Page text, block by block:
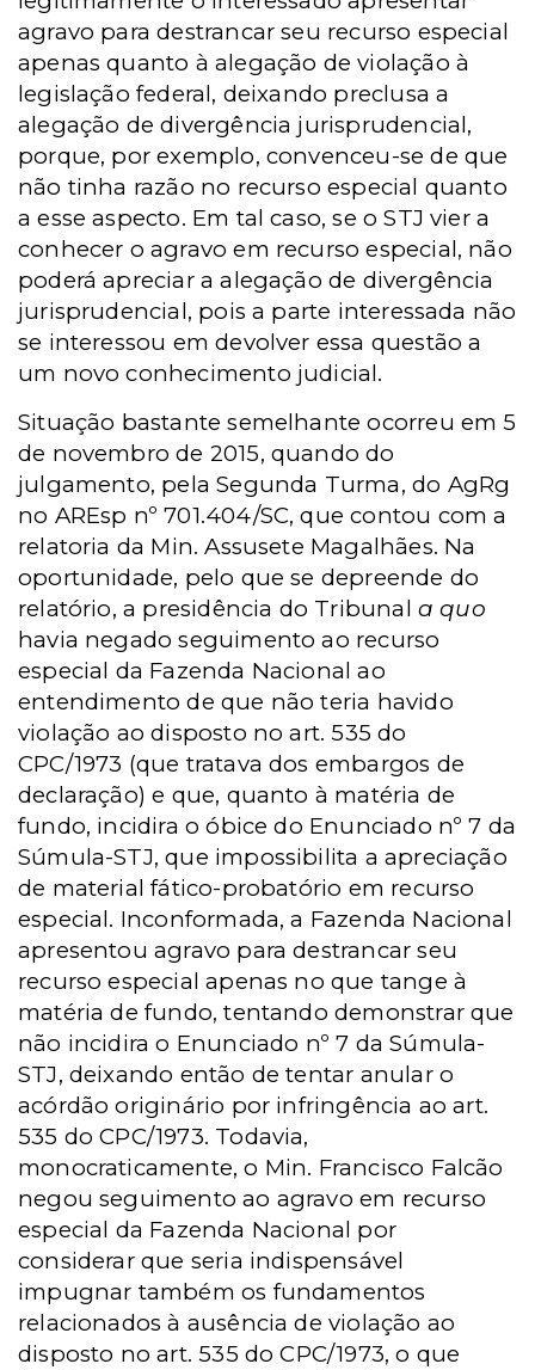
agravo para destrancar seu recurso especial
apenas quanto à alegação de violação à
legislação federal, deixando preclusa a
alegação de divergência jurisprudencial,
porque, por exemplo, convenceu-se de que
não tinha razão no recurso especial quanto
a esse aspecto. Em tal caso, se o STJ vier a
conhecer o agravo em recurso especial, não
poderá apreciar a alegação de divergência
jurisprudencial, pois a parte interessada não
se interessou em devolver essa questão a
um novo conhecimento judicial.
Situação bastante semelhante ocorreu em 5
de novembro de 2015, quando do
julgamento, pela Segunda Turma, do AgRg
no AREsp nº 701.404/SC, que contou com a
relatoria da Min. Assusete Magalhães. Na
oportunidade, pelo que se depreende do
relatório, a presidência do Tribunal a quo
havia negado seguimento ao recurso
especial da Fazenda Nacional ao
entendimento de que não teria havido
violação ao disposto no art. 535 do
CPC/1973 (que tratava dos embargos de
declaração) e que, quanto à matéria de
fundo, incidira o óbice do Enunciado nº 7 da
Súmula-STJ, que impossibilita a apreciação
de material fático-probatório em recurso
especial. Inconformada, a Fazenda Nacional
apresentou agravo para destrancar seu
recurso especial apenas no que tange à
matéria de fundo, tentando demonstrar que
não incidira o Enunciado nº 7 da Súmula-
STJ, deixando então de tentar anular o
acórdão originário por infringência ao art.
535 do CPC/1973. Todavia,
monocraticamente, o Min. Francisco Falcão
negou seguimento ao agravo em recurso
especial da Fazenda Nacional por
considerar que seria indispensável
impugnar também os fundamentos
relacionados à ausência de violação ao
disposto no art. 535 do CPC/1973, o que